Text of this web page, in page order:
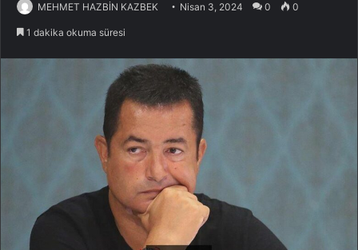
MEHMET HAZBİN KAZBEK Nisan 3, 2024 0 0
1 dakika okuma süresi